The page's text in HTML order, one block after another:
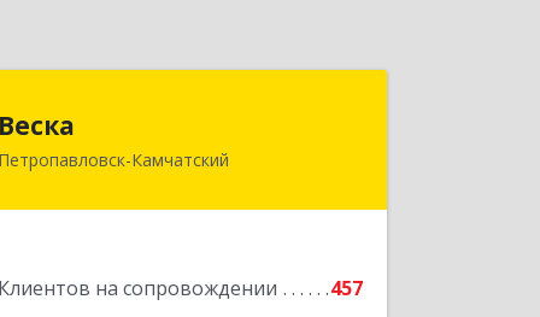
Веска
Петропавловск-Камчатский
Клиентов на сопровождении
457
683031, Камчатский край,
Подробнее